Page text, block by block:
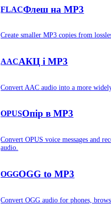
FLACФлеш на MP3
Create smaller MP3 copies from
AACАКЦ і MP3
Convert AAC audio into a more
OPUSОпір в MP3
Convert OPUS voice messages and
audio.
OGGOGG to MP3
Convert OGG audio for phones,